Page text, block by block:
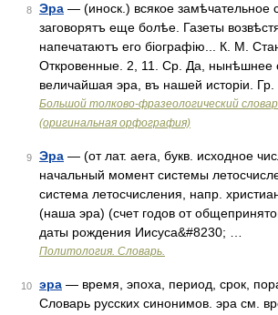
8 Эра — (иноск.) всякое замѣчательное
заговорятъ еще болѣе. Газеты
напечатаютъ его біографію... К. М.
Откровенные. 2, 11. Ср. Да, нынѣшнее
величайшая эра, въ нашей исторіи. Гр.
Большой толково-фразеологический
(оригинальная орфография)
9 Эра — (от лат. aera, букв. исходное
начальный момент системы
система летосчисления, напр.
(наша эра) (счет годов от
даты рождения Иисуса&#8230; …
Политология. Словарь.
10 эра — время, эпоха, период, срок,
Словарь русских синонимов. эра см.